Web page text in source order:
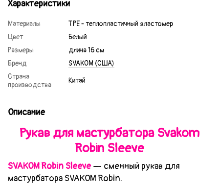
Характеристики
Материалы
TPE - теплопластичный эластомер
Цвет
Белый
Размеры
длина 16 см
Бренд
SVAKOM (США)
Страна
производства
Китай
Описание
Рукав для мастурбатора Svakom
Robin Sleeve
SVAKOM Robin Sleeve— сменный рукав для
мастурбатора SVAKOM Robin.